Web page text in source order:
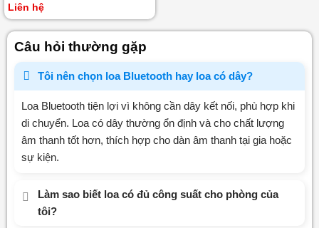
Được
xếp
hạng
0
sao
Liên hệ
Câu hỏi thường gặp
Tôi nên chọn loa Bluetooth hay loa có dây?
Loa Bluetooth tiện lợi vì không cần dây kết nối, phù hợp khi
di chuyển. Loa có dây thường ổn định và cho chất lượng
âm thanh tốt hơn, thích hợp cho dàn âm thanh tại gia hoặc
sự kiện.
Làm sao biết loa có đủ công suất cho phòng của
tôi?